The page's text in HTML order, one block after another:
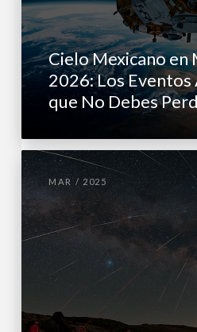
Cielo Mexicano en
2026: Los
que No Debes
MAR / 2025